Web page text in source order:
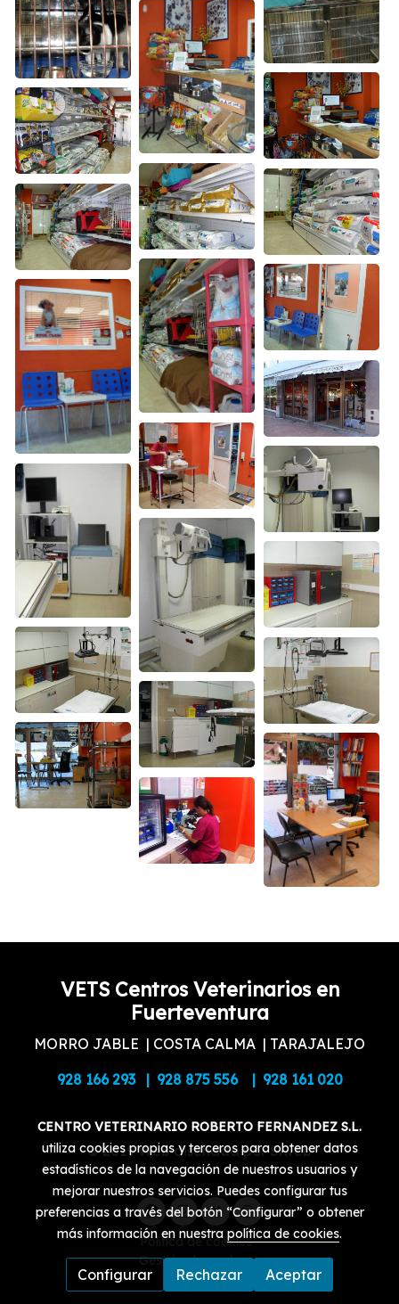
VETS Centros Veterinarios en
Fuerteventura
MORRO JABLE | COSTA CALMA | TARAJALEJO
928 166 293 | 928 875 556 | 928 161 020
© 2019 Web diseñada por Siweb
Política de cookies
Gestión de cookies
CENTRO VETERINARIO ROBERTO FERNANDEZ S.L.
utiliza cookies propias y terceros para obtener datos
estadísticos de la navegación de nuestros usuarios y
mejorar nuestros servicios. Puedes configurar tus
preferencias a través del botón “Configurar” o obtener
más información en nuestra política de cookies.
Configurar Rechazar Aceptar